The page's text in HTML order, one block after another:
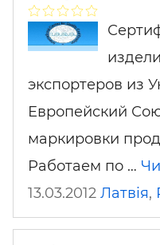
экспортеров из
Европейский
маркировки
Работаем по …
13.03.2012 Латвія,